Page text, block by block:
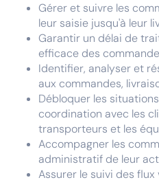
Gérer et suivre les
leur saisie jusqu'à leur
Garantir un délai de
efficace des
Identifier, analyser et
aux commandes,
Débloquer les
coordination avec les
transporteurs et les
Accompagner les
administratif de leur
Assurer le suivi des